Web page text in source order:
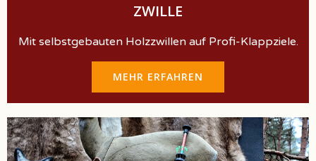
ZWILLE
Mit selbstgebauten Holzzwillen auf Profi-Klappziele.
MEHR ERFAHREN